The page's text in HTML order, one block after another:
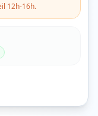
12h-16h.